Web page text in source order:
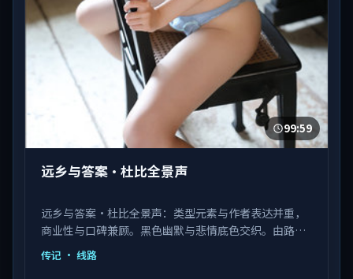
99:59
远乡与答案·杜比全景声
远乡与答案·杜比全景声：类型元素与作者表达并重，
商业性与口碑兼顾。黑色幽默与悲情底色交织。由路阳
执导，张译、肖战、杨紫琼等主演，中国香港出品，类
型为传记。
传记 · 线路